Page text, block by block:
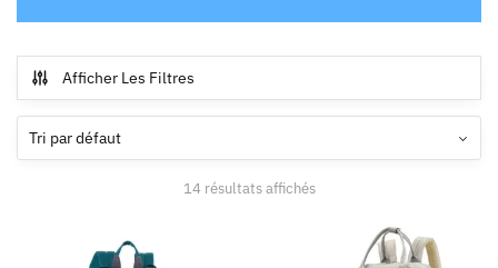
Afficher Les Filtres
14 résultats affichés